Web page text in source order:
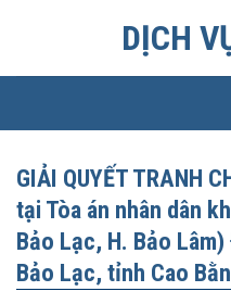
DỊCH
GIẢI QUYẾT TRANH
tại Tòa án nhân dân
Bảo Lạc, H. Bảo
Bảo Lạc, tỉnh Cao